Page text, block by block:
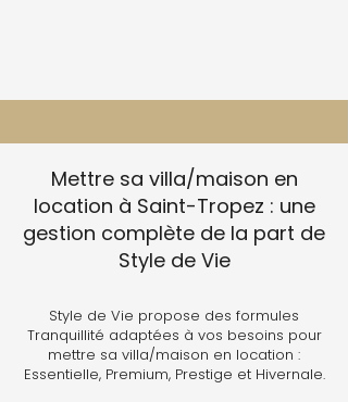
Mettre sa villa/maison en
location à Saint-Tropez : une
gestion complète de la part de
Style de Vie
Style de Vie propose des formules
Tranquillité adaptées à vos besoins pour
mettre sa villa/maison en location :
Essentielle, Premium, Prestige et Hivernale.